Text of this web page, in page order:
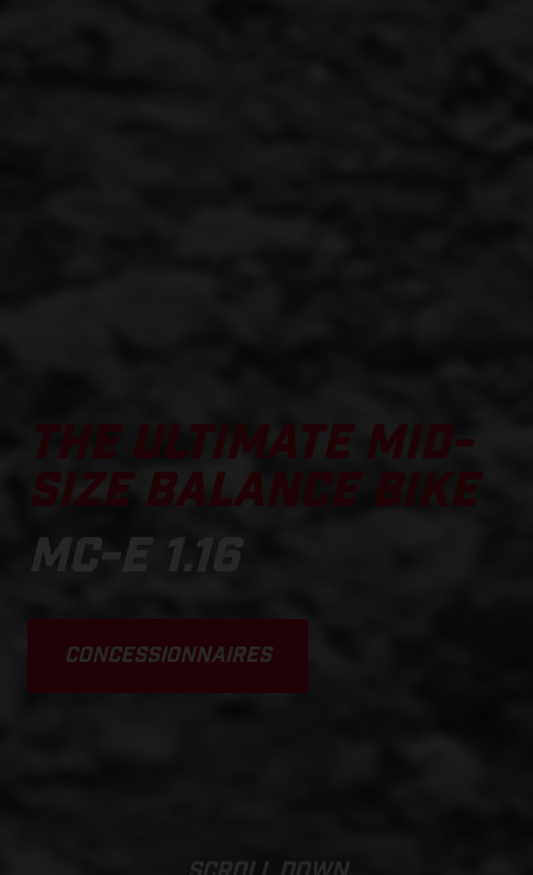
THE ULTIMATE MID-
SIZE BALANCE BIKE
MC-E 1.16
CONCESSIONNAIRES